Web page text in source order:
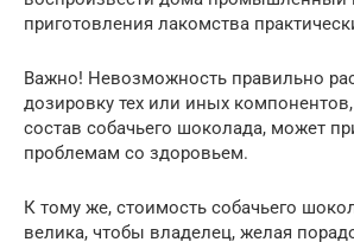
приготовления лакомства
Важно! Невозможность правильно
дозировку тех или иных
состав собачьего шоколада, может
проблемам со здоровьем.
К тому же, стоимость собачьего
велика, чтобы владелец, желая